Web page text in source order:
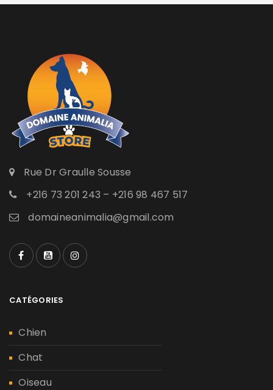
Rue Dr Graulle Sousse
+216 73 201 243 – +216 98 467 517
domaineanimalia@gmail.com
CATÉGORIES
Chien
Chat
Oiseau